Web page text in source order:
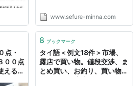
www.sefure-minna.com
点・
００点
える値
8 ブックマーク
タイ語＜例文18件＞市場、
露店で買い物。値段交渉、ま
とめ買い、お釣り、買い物袋